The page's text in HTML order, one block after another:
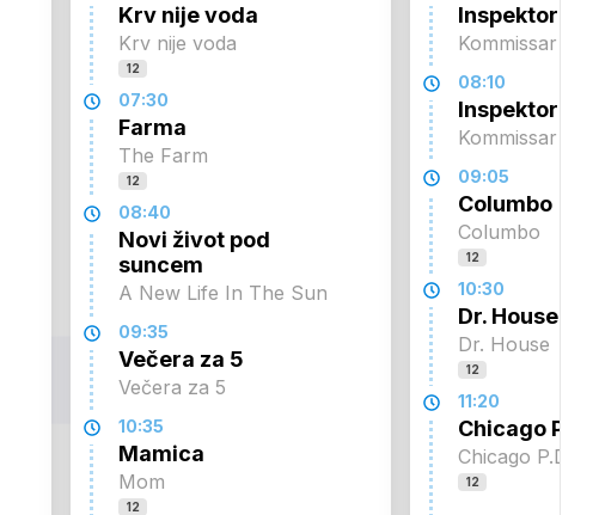
Krv nije voda
Krv nije voda
12
07:30
Farma
The Farm
12
08:40
Novi život pod
suncem
A New Life In The Sun
09:35
Večera za 5
Večera za 5
10:35
Mamica
Mom
12
Inspektor
Kommissar Rex
08:10
Inspektor
Kommissar Rex
09:05
Columbo
Columbo
12
10:30
Dr. House
Dr. House
12
11:20
Chicago P.D.
Chicago P.D.
12